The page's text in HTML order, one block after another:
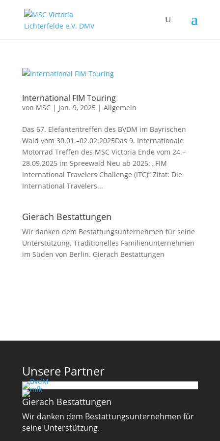
International FIM Touring
von MSC| Jan. 9, 2025 | Allgemein
Das 67. Elefantentreffen des BVDM im Bayrischen
Wald vom 30.01.–02.02.2025Das 9. Internationale
Motorrad Treffen des MSC Victoria Ende vom 24.–
28.09.2025 im Spreewald Neu ab 2025: „FIM
International Travelers Challenge (ITC)“ Zitat: Die
International Travelers...
Gierach Bestattungen
Wir danken dem Bestattungsunternehmen für seine
Unterstützung. Traditionelles Familienunternehmen
im Süden von Berlin. Gierach Bestattungen
Unsere Partner
Gierach Bestattungen
Wir danken dem Bestattungsunternehmen für
seine Unterstützung.